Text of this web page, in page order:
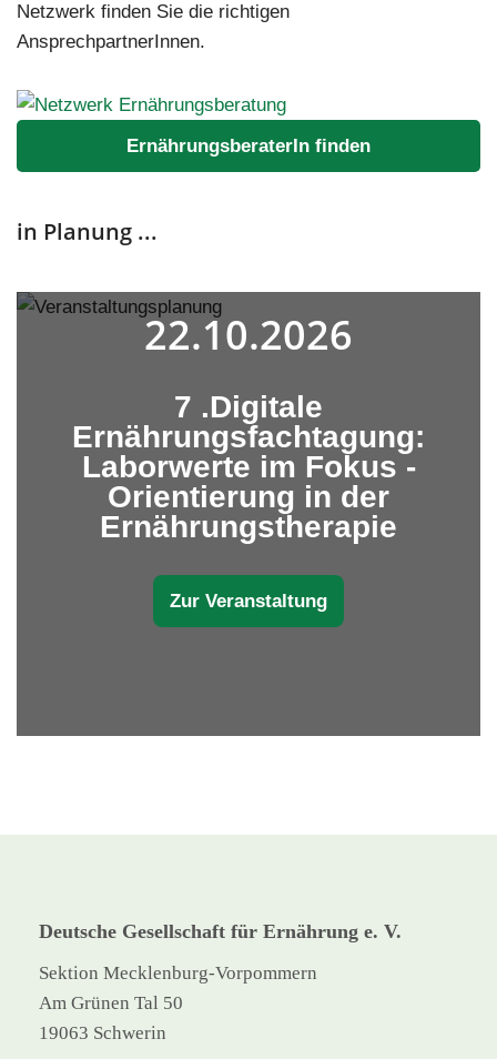
Netzwerk finden Sie die richtigen
AnsprechpartnerInnen.
ErnährungsberaterIn finden
in Planung ...
22.10.2026
7 .Digitale
Ernährungsfachtagung:
Laborwerte im Fokus -
Orientierung in der
Ernährungstherapie
Zur Veranstaltung
Deutsche Gesellschaft für Ernährung e. V.
Sektion Mecklenburg-Vorpommern
Am Grünen Tal 50
19063 Schwerin